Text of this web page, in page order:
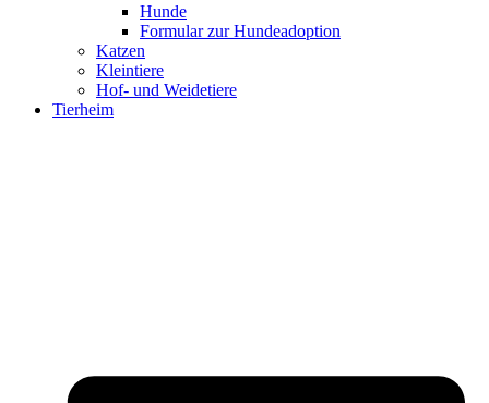
Hunde
Formular zur Hundeadoption
Katzen
Kleintiere
Hof- und Weidetiere
Tierheim